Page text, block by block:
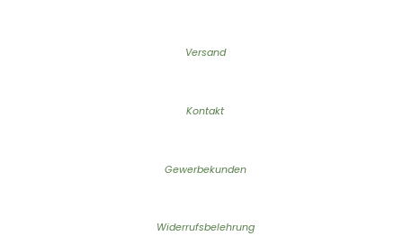
Versand
Kontakt
Gewerbekunden
Widerrufsbelehrung